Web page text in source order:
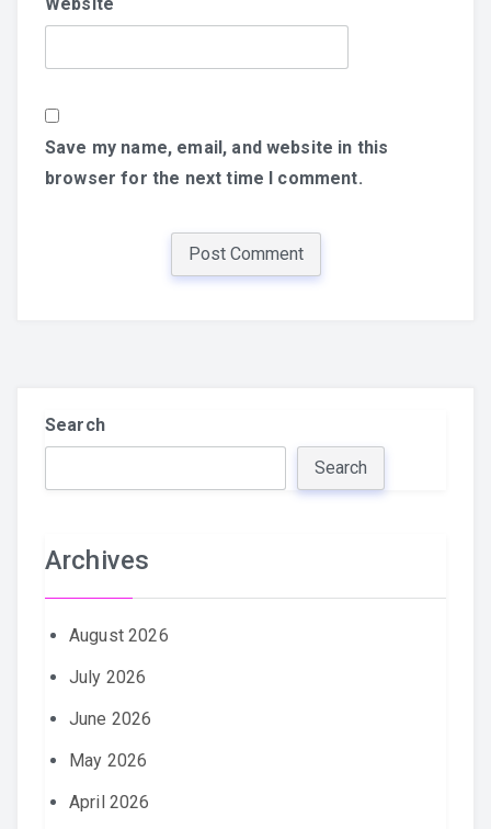
Save my name, email, and website in this
browser for the next time I comment.
Search
Search
Archives
August 2026
July 2026
June 2026
May 2026
April 2026